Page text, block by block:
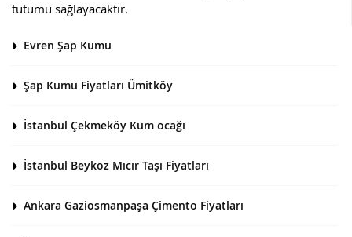
tutumu sağlayacaktır.
Evren Şap Kumu
Şap Kumu Fiyatları Ümitköy
İstanbul Çekmeköy Kum ocağı
İstanbul Beykoz Mıcır Taşı Fiyatları
Ankara Gaziosmanpaşa Çimento Fiyatları